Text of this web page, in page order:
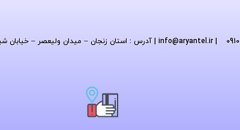
| info
@aryantel.ir